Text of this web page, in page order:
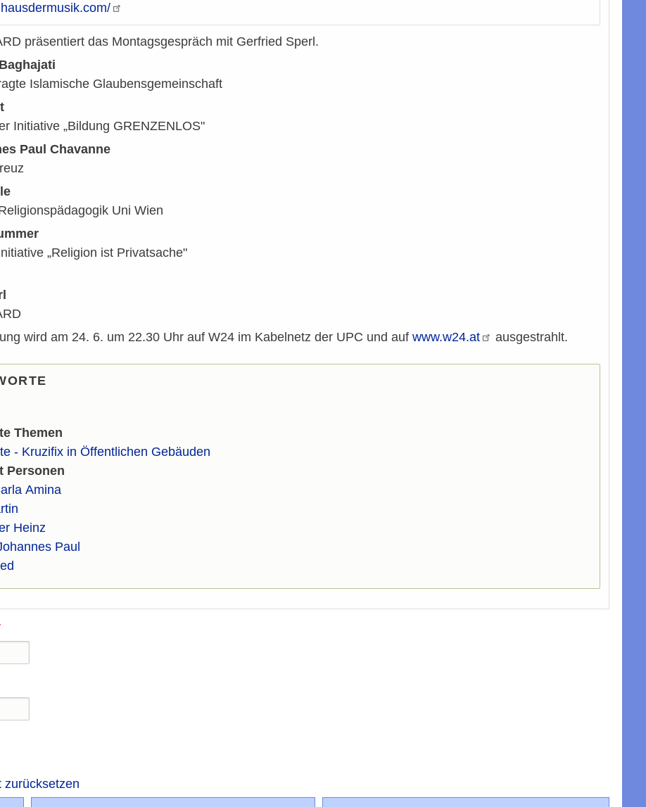
präsentiert das Montagsgespräch mit Gerfried Sperl.
Islamische Glaubensgemeinschaft
Initiative „Bildung GRENZENLOS"
Paul Chavanne
Uni Wien
„Religion ist Privatsache"
wird am 24. 6. um 22.30 Uhr auf W24 im Kabelnetz der UPC und auf www.w24.at ausgestrahlt.
Themen
- Kruzifix in Öffentlichen Gebäuden
Personen
Amina
Heinz
Paul
zurücksetzen